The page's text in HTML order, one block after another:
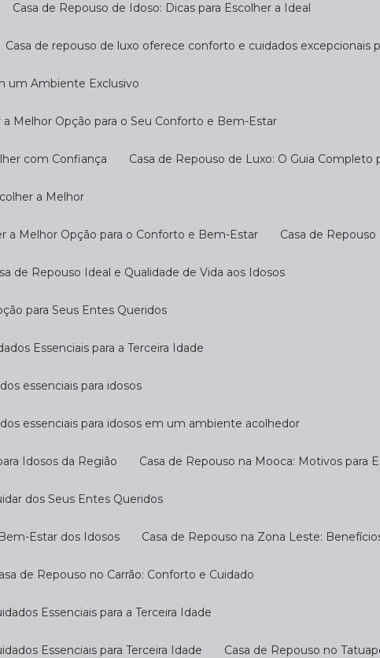
Casa de Repouso de Idoso: Dicas para Escolher a Ideal
Casa de repouso de luxo oferece conforto e cuidados excepcionais
um Ambiente Exclusivo
a Melhor Opção para o Seu Conforto e Bem-Estar
com Confiança Casa de Repouso de Luxo: O Guia Completo
a Melhor
a Melhor Opção para o Conforto e Bem-Estar Casa de
de Repouso Ideal e Qualidade de Vida aos Idosos
para Seus Entes Queridos
Essenciais para a Terceira Idade
essenciais para idosos
essenciais para idosos em um ambiente acolhedor
Idosos da Região Casa de Repouso na Mooca: Motivos para
dos Seus Entes Queridos
Estar dos Idosos Casa de Repouso na Zona Leste:
Casa de Repouso no Carrão: Conforto e Cuidado
Essenciais para a Terceira Idade
Essenciais para Terceira Idade Casa de Repouso no